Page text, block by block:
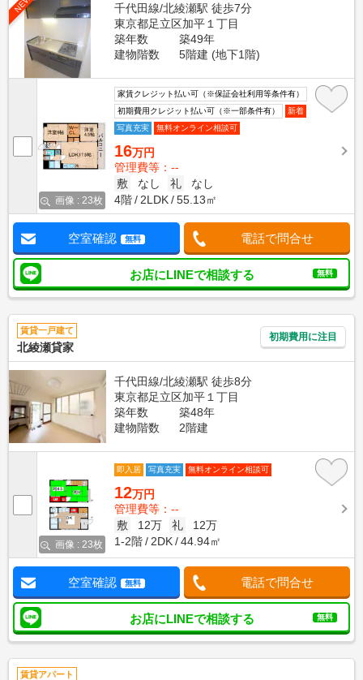
千代田線/北綾瀬駅 徒歩7分
東京都足立区加平１丁目
築年数
築49年
建物階数
5階建 (地下1階)
画像 : 23枚
家賃クレジット払い可（※保証会社利用等条件有）
初期費用クレジット払い可（※一部条件有）
新着
写真充実
無料オンライン相談可
16万円
管理費等：--
敷
なし 礼
なし
4階
2LDK 55.13㎡
空室確認 無料 電話で問合せ
お店にLINEで相談する 無料
賃貸一戸建て
北綾瀬貸家
初期費用に注目
千代田線/北綾瀬駅 徒歩8分
東京都足立区加平１丁目
築年数
築48年
建物階数
2階建
画像 : 23枚
即入居 写真充実 無料オンライン相談可
12万円
管理費等：--
敷
12万 礼
12万
1-2階
2DK 44.94㎡
空室確認 無料 電話で問合せ
お店にLINEで相談する 無料
賃貸アパート